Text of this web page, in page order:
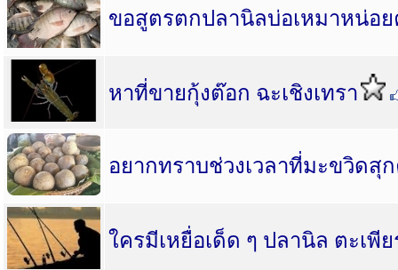
ขอสูตรตกปลานิลบ่อเหมาหน่อ
หาที่ขายกุ้งต๊อก ฉะเชิงเทรา
อยากทราบช่วงเวลาที่มะขวิดสุ
ใครมีเหยื่อเด็ด ๆ ปลานิล ตะเ